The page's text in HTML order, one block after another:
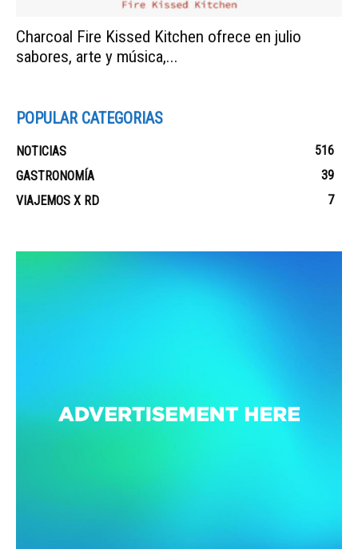
Charcoal Fire Kissed Kitchen ofrece en julio
sabores, arte y música,...
POPULAR CATEGORIAS
NOTICIAS
516
GASTRONOMÍA
39
VIAJEMOS X RD
7